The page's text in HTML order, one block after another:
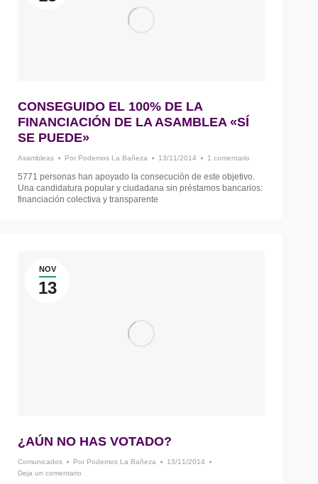
CONSEGUIDO EL 100% DE LA
FINANCIACIÓN DE LA ASAMBLEA «SÍ
SE PUEDE»
Asambleas Por Podemos La Bañeza 13/11/2014 1 comentario
5771 personas han apoyado la consecución de este objetivo.
Una candidatura popular y ciudadana sin préstamos bancarios:
financiación colectiva y transparente
NOV
13
¿AÚN NO HAS VOTADO?
Comunicados Por Podemos La Bañeza
13/11/2014
Deja un comentario